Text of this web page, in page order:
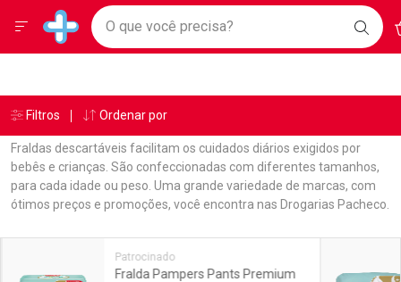
Drogarias Pacheco
Baixe nosso APP e aproveite Ofertas Exclusivas!
O
Ir direto para a home
pela página
Ir direto para o conteúdo
Ir direto para a busca
Ir direto para a ajuda
Ir direto para a notificações
Ir direto para o carrinho
Ir direto para o menu
Faça a sua busca
O que você precisa?
Menu
Breadcrumb
Drogarias Pacheco Fraldas
Fraldas descartáveis facilitam os cuidados diários exigidos por
bebês e crianças. São confeccionadas com diferentes tamanhos,
para cada idade ou peso. Uma grande variedade de marcas, com
ótimos preços e promoções, você encontra nas Drogarias Pacheco.
Linkagens Internas em Destaque
Promoções em Destaque
Patrocinado
Fralda Pampers Pants Premium
Âncoras
Filtros Ordenar por